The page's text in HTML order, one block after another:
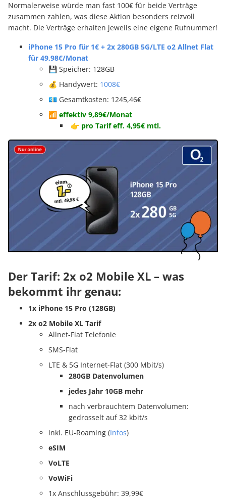
Normalerweise würde man fast 100€ für beide Verträge
zusammen zahlen, was diese Aktion besonders reizvoll
macht. Die Verträge erhalten jeweils eine eigene Rufnummer!
iPhone 15 Pro für 1€ + 2x 280GB 5G/LTE o2 Allnet Flat
für 49,98€/Monat
💾 Speicher: 128GB
💰 Handywert: 1008€
💶 Gesamtkosten: 1245,46€
📶 effektiv 9,89€/Monat
👉 pro Tarif eff. 4,95€ mtl.
Der Tarif: 2x o2 Mobile XL – was
bekommt ihr genau:
1x iPhone 15 Pro (128GB)
2x o2 Mobile XL Tarif
Allnet-Flat Telefonie
SMS-Flat
LTE & 5G Internet-Flat (300 Mbit/s)
280GB Datenvolumen
jedes Jahr 10GB mehr
nach verbrauchtem Datenvolumen:
gedrosselt auf 32 kbit/s
inkl. EU-Roaming (Infos)
eSIM
VoLTE
VoWiFi
1x Anschlussgebühr: 39,99€